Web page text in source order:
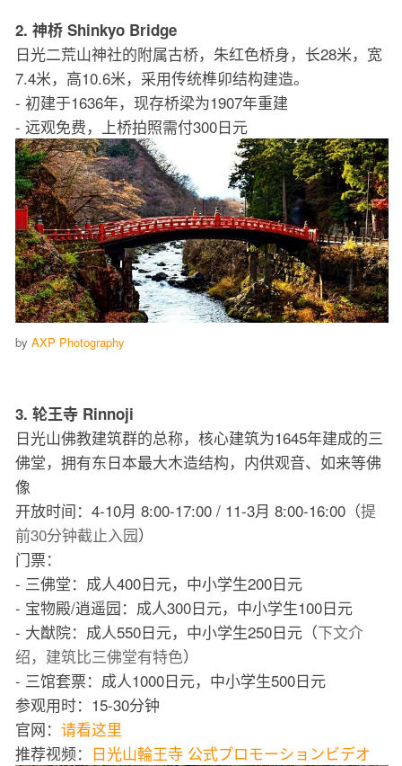
2. 神桥 Shinkyo Bridge
日光二荒山神社的附属古桥，朱红色桥身，长28米，宽
7.4米，高10.6米，采用传统榫卯结构建造。
- 初建于1636年，现存桥梁为1907年重建
- 远观免费，上桥拍照需付300日元
by AXP Photography
3. 轮王寺 Rinnoji
日光山佛教建筑群的总称，核心建筑为1645年建成的三
佛堂，拥有东日本最大木造结构，内供观音、如来等佛
像
开放时间：4-10月 8:00-17:00 / 11-3月 8:00-16:00（提
前30分钟截止入园）
门票：
- 三佛堂：成人400日元，中小学生200日元
- 宝物殿/逍遥园：成人300日元，中小学生100日元
- 大猷院：成人550日元，中小学生250日元（下文介
绍，建筑比三佛堂有特色）
- 三馆套票：成人1000日元，中小学生500日元
参观用时：15-30分钟
官网： 请看这里
推荐视频： 日光山輪王寺 公式プロモーションビデオ